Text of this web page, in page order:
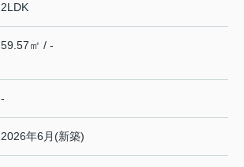
2LDK
59.57㎡ / -
-
2026年6月(新築)